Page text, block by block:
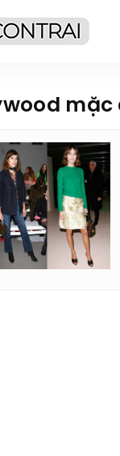
mặc